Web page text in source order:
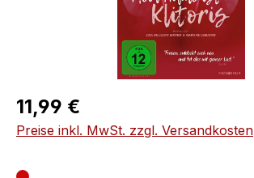
Regulärer Preis:
11,99 €
Preise inkl. MwSt. zzgl. Versandkosten